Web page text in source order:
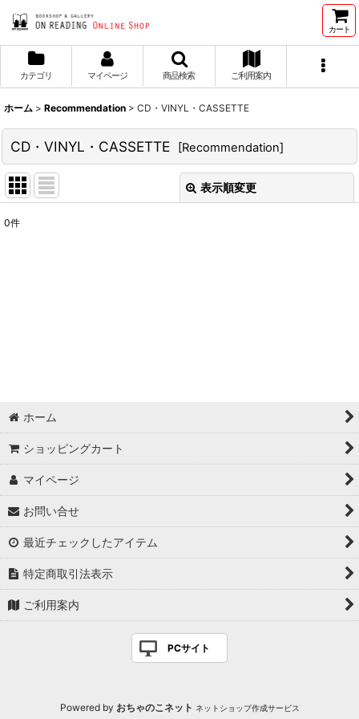
カート
カテゴリ マイページ 商品検索 ご利用案内
ホーム > Recommendation > CD・VINYL・CASSETTE
CD・VINYL・CASSETTE [Recommendation]
表示順変更
0件
ホーム
ショッピングカート
マイページ
お問い合せ
最近チェックしたアイテム
特定商取引法表示
ご利用案内
PCサイト
Powered by おちゃのこネット ネットショップ作成サービス